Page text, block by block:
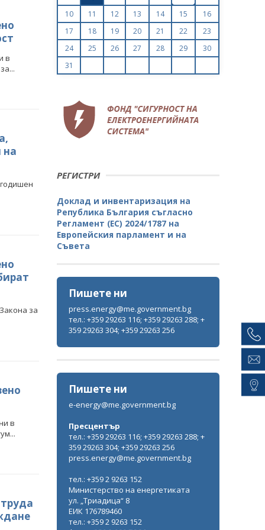
в
на
за
в
10
11 12 13 14 15
16
17
18 19 20 21 22
23
24
25 26 27 28 29
30
31
РЕГИСТРИ
Доклад и инвентаризация на
Република България съгласно
Регламент (ЕС) 2024/1787 на
Европейския парламент и на
Съвета
Пишете ни
press.energy@me.government.bg
тел.: +359 29263 116; +359 29263 288; +
359 29263 304; +359 29263 256
Пишете ни
e-energy@me.government.bg
Пресцентър
тел.: +359 29263 116; +359 29263 288; +
359 29263 304; +359 29263 256
press.energy@me.government.bg
тел.: +359 2 9263 152
Министерство на енергетиката
ул. „Триадица“ 8
ЕИК 176789460
тел.: +359 2 9263 152